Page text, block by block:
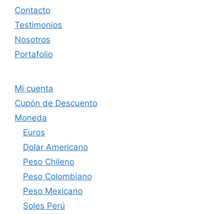
Contacto
Testimonios
Nosotros
Portafolio
Mi cuenta
Cupón de Descuento
Moneda
Euros
Dolar Americano
Peso Chileno
Peso Colombiano
Peso Mexicano
Soles Perú